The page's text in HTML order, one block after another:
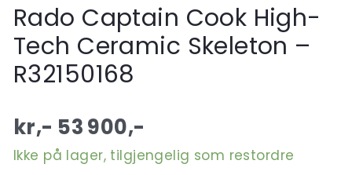
Rado Captain Cook High-
Tech Ceramic Skeleton –
R32150168
kr,- 53 900,-
Ikke på lager, tilgjengelig som restordre